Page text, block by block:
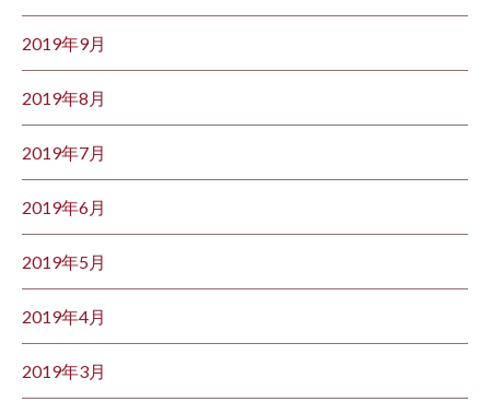
2019年9月
2019年8月
2019年7月
2019年6月
2019年5月
2019年4月
2019年3月